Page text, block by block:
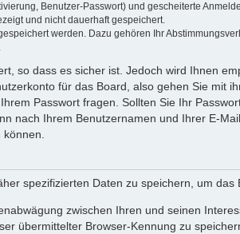
Benutzer-Passwort) und gescheiterte
und nicht dauerhaft gespeichert.
werden. Dazu gehören Ihr
so dass es sicher ist. Jedoch wird Ihnen
für das Board, also gehen Sie mit
Passwort fragen. Sollten Sie Ihr
nach Ihrem Benutzernamen und Ihrer E-
können.
spezifizierten Daten zu speichern, um das
zwischen Ihren und seinen
übermittelter Browser-Kennung zu